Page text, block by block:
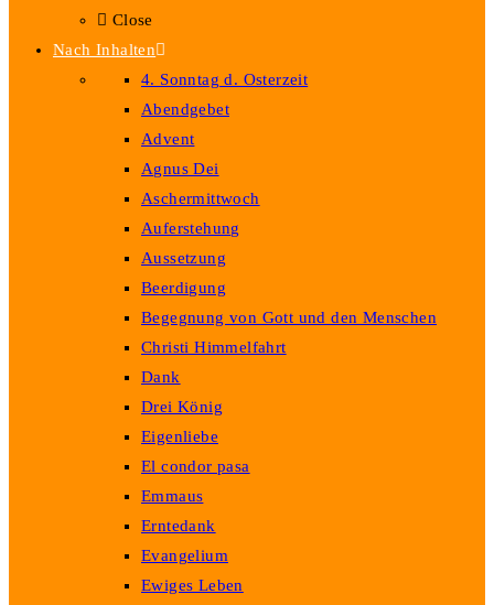
Close
Nach Inhalten
4. Sonntag d. Osterzeit
Abendgebet
Advent
Agnus Dei
Aschermittwoch
Auferstehung
Aussetzung
Beerdigung
Begegnung von Gott und den Menschen
Christi Himmelfahrt
Dank
Drei König
Eigenliebe
El condor pasa
Emmaus
Erntedank
Evangelium
Ewiges Leben